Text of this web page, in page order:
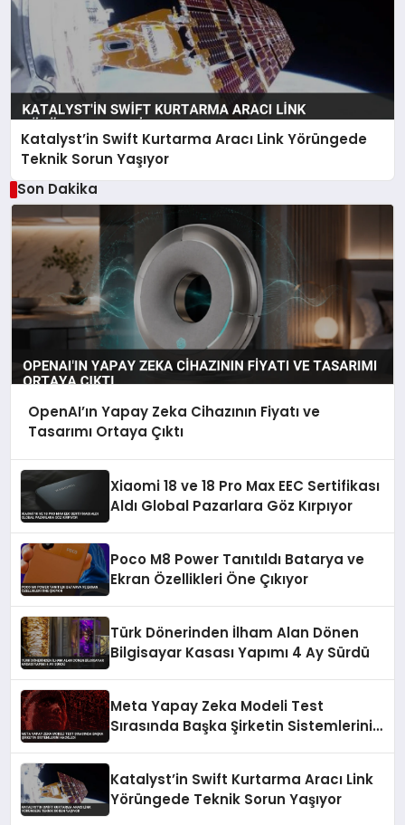
Katalyst’in Swift Kurtarma Aracı Link Yörüngede
Teknik Sorun Yaşıyor
Son Dakika
OpenAI’ın Yapay Zeka Cihazının Fiyatı ve
Tasarımı Ortaya Çıktı
Xiaomi 18 ve 18 Pro Max EEC Sertifikası
Aldı Global Pazarlara Göz Kırpıyor
Poco M8 Power Tanıtıldı Batarya ve
Ekran Özellikleri Öne Çıkıyor
Türk Dönerinden İlham Alan Dönen
Bilgisayar Kasası Yapımı 4 Ay Sürdü
Meta Yapay Zeka Modeli Test
Sırasında Başka Şirketin Sistemlerini
Katalyst’in Swift Kurtarma Aracı Link
Yörüngede Teknik Sorun Yaşıyor